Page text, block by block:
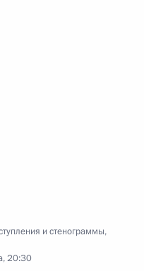
и стенограммы,
20:30